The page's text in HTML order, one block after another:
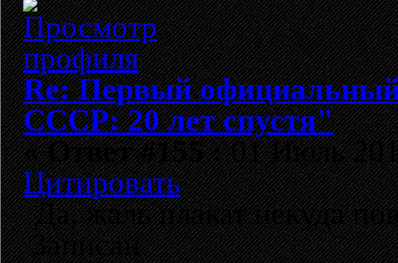
Re: Первый
СССР: 20 лет спустя"
«Ответ #155 :01 Июль
Цитировать
Да, жаль плакат некуда
Записан